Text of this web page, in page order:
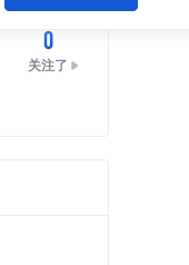
0
关注了